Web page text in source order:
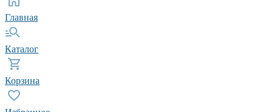
Главная
Каталог
Корзина